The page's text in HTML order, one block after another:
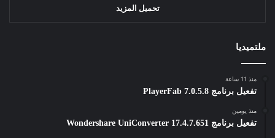
تحميل المزيد
ملتميديا
منذ 11 ساعة
تفعيل برنامج PlayerFab 7.0.5.8
منذ يومين
تفعيل برنامج Wondershare UniConverter 17.4.7.651